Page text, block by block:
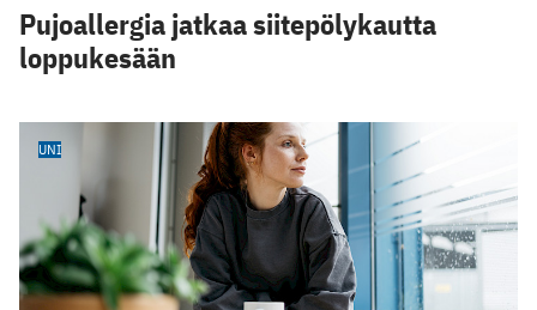
Pujoallergia jatkaa siitepölykautta
loppukesään
UNI